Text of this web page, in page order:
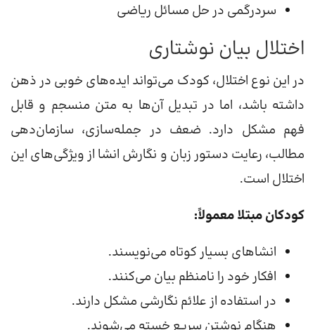
سردرگمی در حل مسائل ریاضی
اختلال بیان نوشتاری
در این نوع اختلال، کودک می‌تواند ایده‌های خوبی در ذهن
داشته باشد، اما در تبدیل آن‌ها به متن منسجم و قابل
فهم مشکل دارد. ضعف در جمله‌سازی، سازمان‌دهی
مطالب، رعایت دستور زبان و نگارش انشا از ویژگی‌های این
اختلال است.
کودکان مبتلا معمولاً:
انشاهای بسیار کوتاه می‌نویسند.
افکار خود را نامنظم بیان می‌کنند.
در استفاده از علائم نگارشی مشکل دارند.